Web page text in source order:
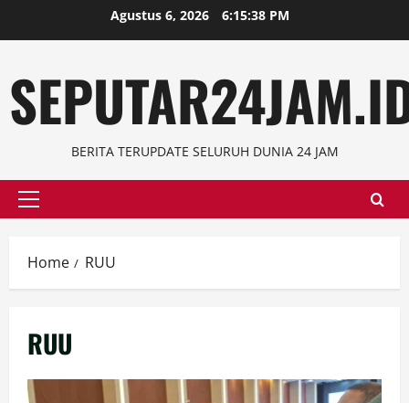
to
Agustus 6, 2026 6:15:39 PM
BERITA TERUPDATE SELURUH DUNIA 24 JAM
Primary
Home RUU
RUU